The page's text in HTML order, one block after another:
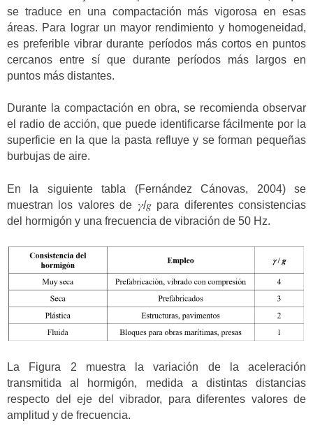
se traduce en una compactación más vigorosa en esas
áreas. Para lograr un mayor rendimiento y homogeneidad,
es preferible vibrar durante períodos más cortos en puntos
cercanos entre sí que durante períodos más largos en
puntos más distantes.
Durante la compactación en obra, se recomienda observar
el radio de acción, que puede identificarse fácilmente por la
superficie en la que la pasta refluye y se forman pequeñas
burbujas de aire.
En la siguiente tabla (Fernández Cánovas, 2004) se
muestran los valores de 𝛾/𝑔 para diferentes consistencias
del hormigón y una frecuencia de vibración de 50 Hz.
La Figura 2 muestra la variación de la aceleración
transmitida al hormigón, medida a distintas distancias
respecto del eje del vibrador, para diferentes valores de
amplitud y de frecuencia.